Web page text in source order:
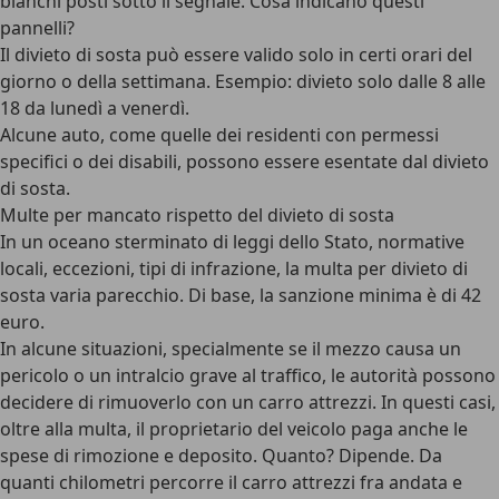
pannelli?
Il divieto di sosta può essere valido solo in certi orari del
giorno o della settimana. Esempio: divieto solo dalle 8 alle
18 da lunedì a venerdì.
Alcune auto, come quelle dei residenti con permessi
specifici o dei disabili, possono essere esentate dal divieto
di sosta.
Multe per mancato rispetto del divieto di sosta
In un oceano sterminato di leggi dello Stato, normative
locali, eccezioni, tipi di infrazione, la multa per divieto di
sosta varia parecchio. Di base, la sanzione minima è di 42
euro.
In alcune situazioni, specialmente se il mezzo causa un
pericolo o un intralcio grave al traffico, le autorità possono
decidere di rimuoverlo con un carro attrezzi. In questi casi,
oltre alla multa, il proprietario del veicolo paga anche le
spese di rimozione e deposito. Quanto? Dipende. Da
quanti chilometri percorre il carro attrezzi fra andata e